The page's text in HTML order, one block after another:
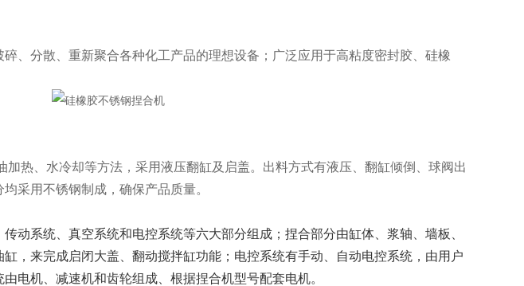
、分散、重新聚合各种化工产品的理想设备；广泛应用于高粘度密封胶、硅橡
热、水冷却等方法，采用液压翻缸及启盖。出料方式有液压、翻缸倾倒、球阀出
采用不锈钢制成，确保产品质量。
动系统、真空系统和电控系统等六大部分组成；捏合部分由缸体、浆轴、墙板、
，来完成启闭大盖、翻动搅拌缸功能；电控系统有手动、自动电控系统，由用户
电机、减速机和齿轮组成、根据捏合机型号配套电机。